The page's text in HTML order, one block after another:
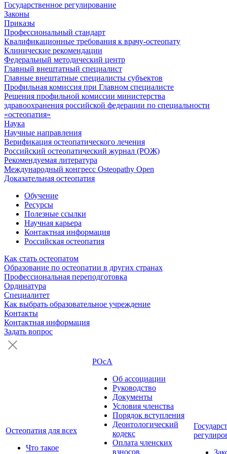
Государственное регулирование
Законы
Приказы
Профессиональный стандарт
Квалификационные требования к врачу-остеопату
Клинические рекомендации
Федеральный методический центр
Главный внештатный специалист
Главные внештатные специалисты субъектов
Профильная комиссия при Главном специалисте
Решения профильной комиссии министерства
здравоохранения российской федерации по специальности
«остеопатия»
Наука
Научные направления
Верификация остеопатического лечения
Российский остеопатический журнал (РОЖ)
Рекомендуемая литература
Международный конгресс Osteopathy Open
Доказательная остеопатия
Обучение
Ресурсы
Полезные ссылки
Научная карьера
Контактная информация
Российская остеопатия
Как стать остеопатом
Образование по остеопатии в других странах
Профессиональная переподготовка
Ординатура
Специалитет
Как выбрать образовательное учреждение
Контакты
Контактная информация
Задать вопрос
Остеопатия для всех
Что такое
РОсА
Об ассоциации
Руководство
Документы
Условия членства
Порядок вступления
Деонтологический
кодекс
Оплата членских
взносов